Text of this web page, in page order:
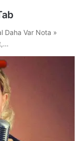
Daha Var Nota »